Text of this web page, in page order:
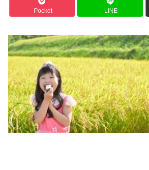
Pocket LINE